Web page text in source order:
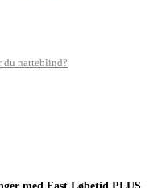
du natteblind?